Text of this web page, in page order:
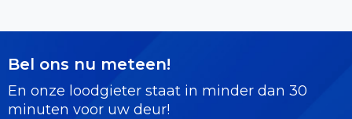
Bel ons nu meteen!
En onze loodgieter staat in minder dan 30
minuten voor uw deur!